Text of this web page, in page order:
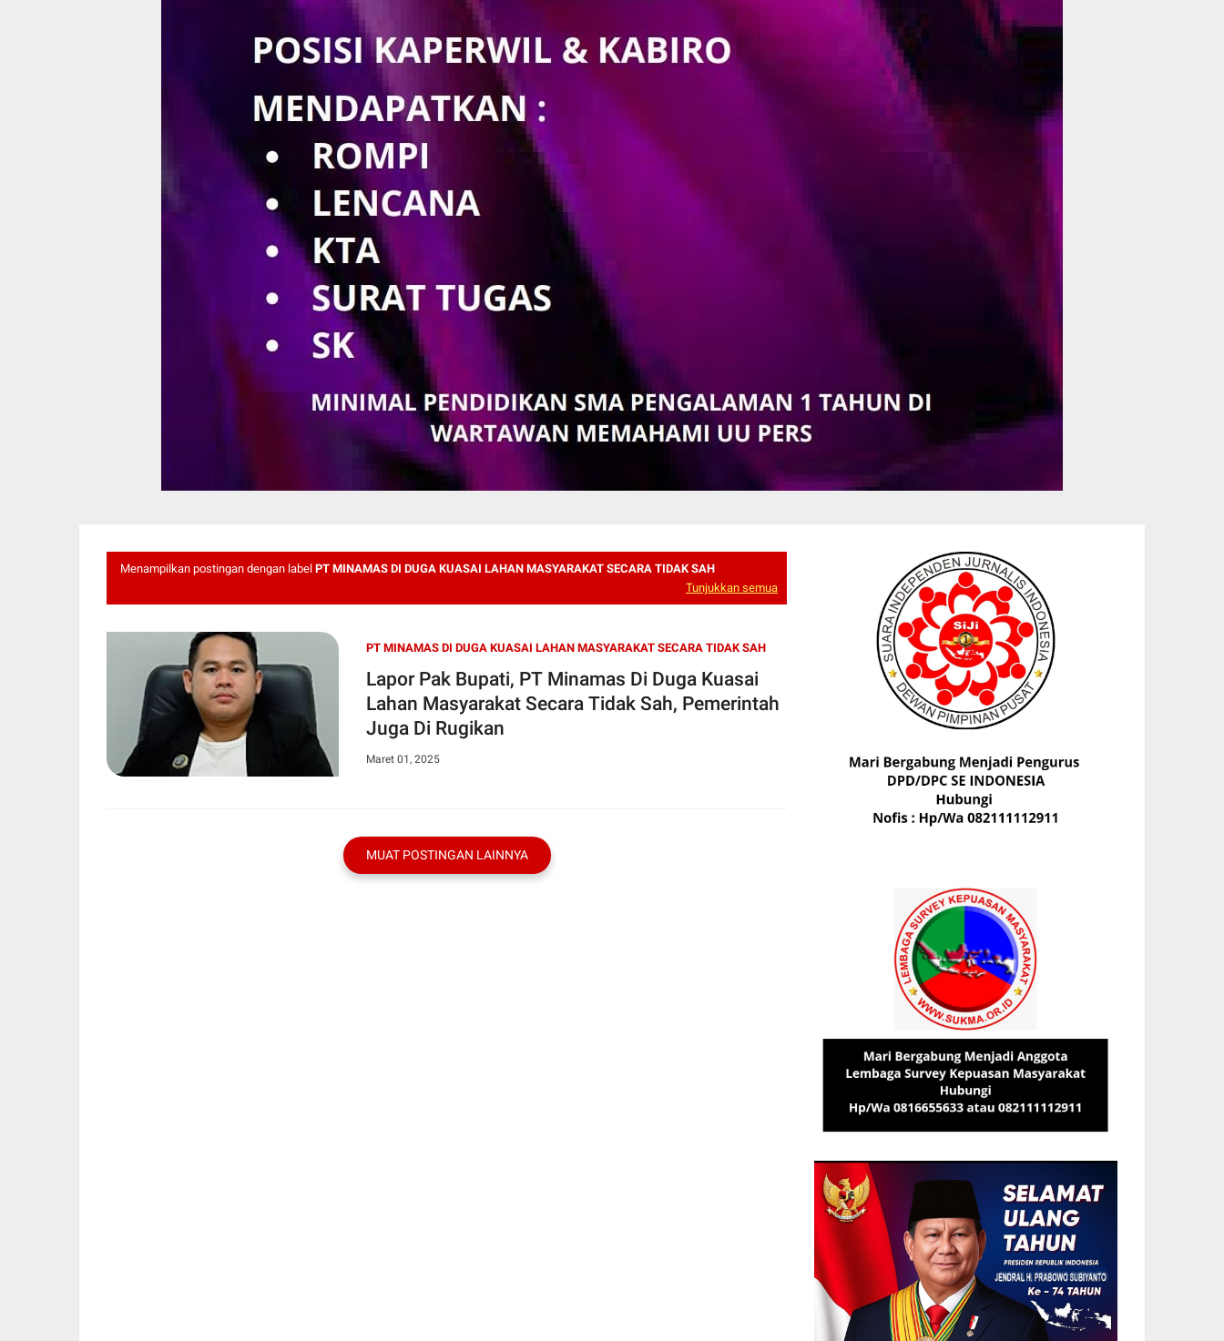
Menampilkan postingan dengan label PT MINAMAS DI DUGA KUASAI LAHAN MASYARAKAT SECARA TIDAK SAH
Tunjukkan semua
PT MINAMAS DI DUGA KUASAI LAHAN MASYARAKAT SECARA TIDAK SAH
Lapor Pak Bupati, PT Minamas Di Duga Kuasai
Lahan Masyarakat Secara Tidak Sah, Pemerintah
Juga Di Rugikan
Maret 01, 2025
MUAT POSTINGAN LAINNYA